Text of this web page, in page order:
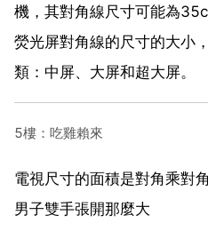
機，其對角線尺寸可能為
熒光屏對角線的尺寸的大小
類：中屏、大屏和超大屏。
5樓：吃雞賴來
電視尺寸的面積是對角乘對
男子雙手張開那麼大